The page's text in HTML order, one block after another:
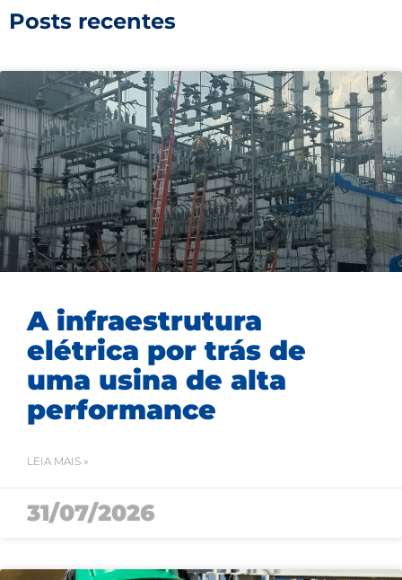
Posts recentes
A infraestrutura
elétrica por trás de
uma usina de alta
performance
LEIA MAIS »
31/07/2026